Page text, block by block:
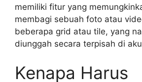
memiliki fitur yang
membagi sebuah foto atau
beberapa grid atau tile, yang
diunggah secara terpisah di
Kenapa Harus